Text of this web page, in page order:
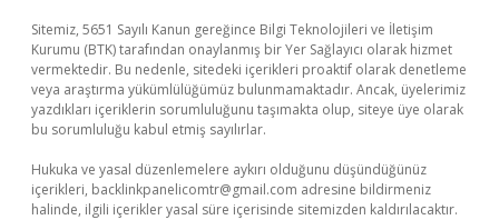
Sitemiz, 5651 Sayılı Kanun gereğince Bilgi Teknolojileri ve İletişim
Kurumu (BTK) tarafından onaylanmış bir Yer Sağlayıcı olarak hizmet
vermektedir. Bu nedenle, sitedeki içerikleri proaktif olarak denetleme
veya araştırma yükümlülüğümüz bulunmamaktadır. Ancak, üyelerimiz
yazdıkları içeriklerin sorumluluğunu taşımakta olup, siteye üye olarak
bu sorumluluğu kabul etmiş sayılırlar.
Hukuka ve yasal düzenlemelere aykırı olduğunu düşündüğünüz
içerikleri, backlinkpanelicomtr@gmail.com adresine bildirmeniz
halinde, ilgili içerikler yasal süre içerisinde sitemizden kaldırılacaktır.